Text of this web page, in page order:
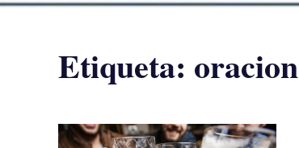
Etiqueta: oracion